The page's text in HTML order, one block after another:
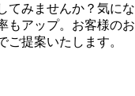
てみませんか？気にな
もアップ。お客様のお
提案いたします。